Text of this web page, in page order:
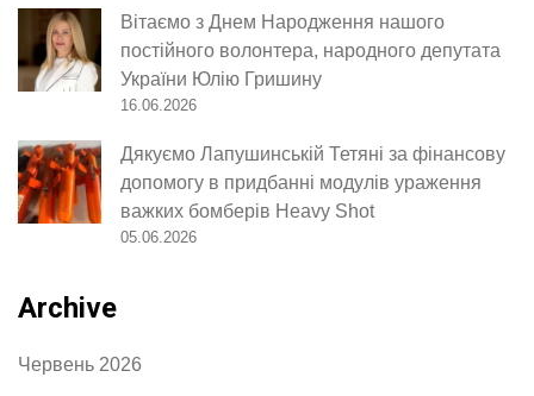
Вітаємо з Днем Народження нашого
постійного волонтера, народного депутата
України Юлію Гришину
16.06.2026
Дякуємо Лапушинській Тетяні за фінансову
допомогу в придбанні модулів ураження
важких бомберів Heavy Shot
05.06.2026
Archive
Червень 2026